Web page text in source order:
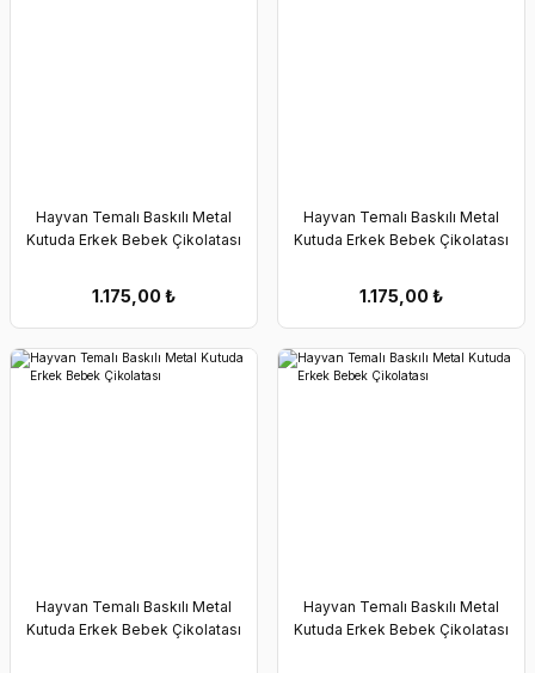
Hayvan Temalı Baskılı Metal
Kutuda Erkek Bebek Çikolatası
1.175,00₺
Hayvan Temalı Baskılı Metal
Kutuda Erkek Bebek Çikolatası
1.175,00₺
Hayvan Temalı Baskılı Metal
Kutuda Erkek Bebek Çikolatası
Hayvan Temalı Baskılı Metal
Kutuda Erkek Bebek Çikolatası